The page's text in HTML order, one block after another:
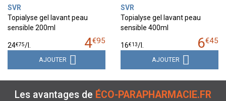
SVR
Topialyse gel lavant peau
sensible 200ml
4€95
24€75/
AJOUTER
SVR
Topialyse gel lavant peau
sensible 400ml
6€45
16€13/
AJOUTER
Les avantages de ÉCO-PARAPHARMACIE.FR